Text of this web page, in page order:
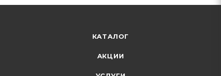
КАТАЛОГ
АКЦИИ